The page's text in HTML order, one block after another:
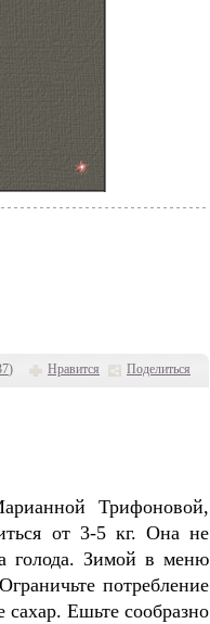
) Нравится Поделиться
Трифоновой,
от 3-5 кг. Она не
голода. Зимой в меню
потребление
Ешьте сообразно